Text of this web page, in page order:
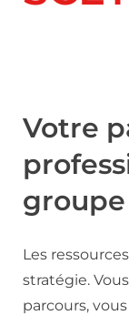
Votre
groupe
Les
stratégie.
parcours,